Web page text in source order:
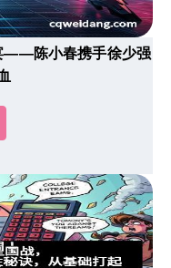
——陈小春携手徐少强